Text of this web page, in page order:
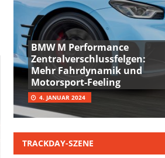
BMW M Performance
Zentralverschlussfelgen:
Mehr Fahrdynamik und
Motorsport-Feeling
4. JANUAR 2024
TRACKDAY-SZENE